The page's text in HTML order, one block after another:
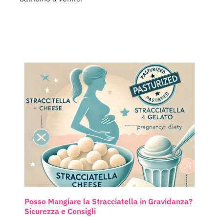
Posso Mangiare la Stracciatella in Gravidanza?
Sicurezza e Consigli